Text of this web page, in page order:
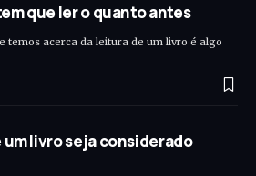
que ler o quanto antes
temos acerca da leitura de um livro é algo
um livro seja considerado